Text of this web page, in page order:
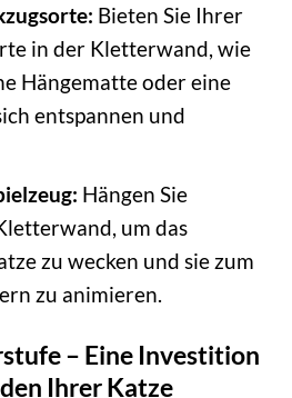
Bieten Sie Ihrer
in der Kletterwand, wie
Hängematte oder eine
entspannen und
Hängen Sie
um das
zu wecken und sie zum
zu animieren.
– Eine Investition
Ihrer Katze